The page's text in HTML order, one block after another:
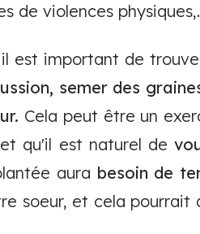
violences
est important de
semer des
Cela peut être un
qu'il est naturel de
aura besoin de
soeur, et cela pourrait